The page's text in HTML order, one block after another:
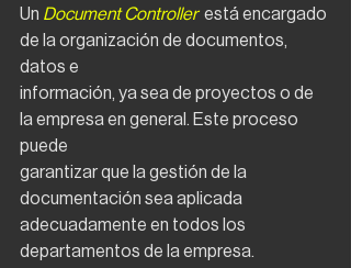
Un Document Controller está encargado
de la organización de documentos,
datos e
información, ya sea de proyectos o de
la empresa en general. Este proceso
puede
garantizar que la gestión de la
documentación sea aplicada
adecuadamente en todos los
departamentos de la empresa.